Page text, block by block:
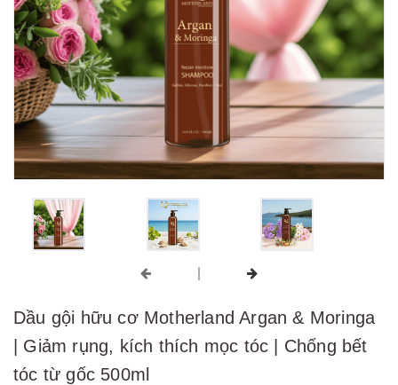
Dầu gội hữu cơ Motherland Argan & Moringa
| Giảm rụng, kích thích mọc tóc | Chống bết
tóc từ gốc 500ml